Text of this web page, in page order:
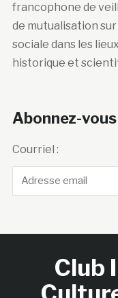
francophone de
de mutualisation
sociale dans les
historique et
Abonnez-
Courriel :
Club